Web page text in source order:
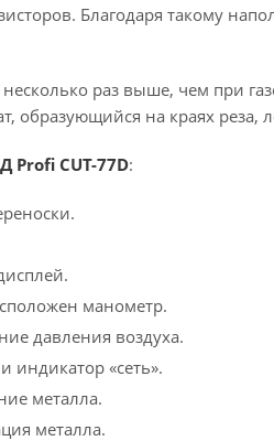
Благодаря такому
раз выше, чем при
образующийся на краях реза,
Profi CUT-77D:
манометр.
давления воздуха.
индикатор «сеть».
металла.
металла.